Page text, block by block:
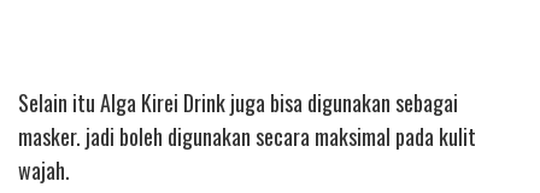
Selain itu Alga Kirei Drink juga bisa digunakan sebagai
masker. jadi boleh digunakan secara maksimal pada kulit
wajah.